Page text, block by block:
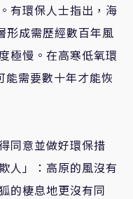
有環保人士指出，海
形成需歷經數百年風
極慢。在高寒低氧環
需要數十年才能恢
同意並做好環保措
人」：高原的風沒有
的棲息地更沒有同